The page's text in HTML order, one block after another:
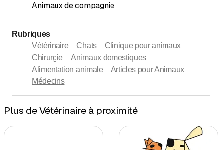
Animaux de compagnie
Rubriques
Vétérinaire
Chats
Clinique pour animaux
Chirurgie
Animaux domestiques
Alimentation animale
Articles pour Animaux
Médecins
Plus de Vétérinaire à proximité